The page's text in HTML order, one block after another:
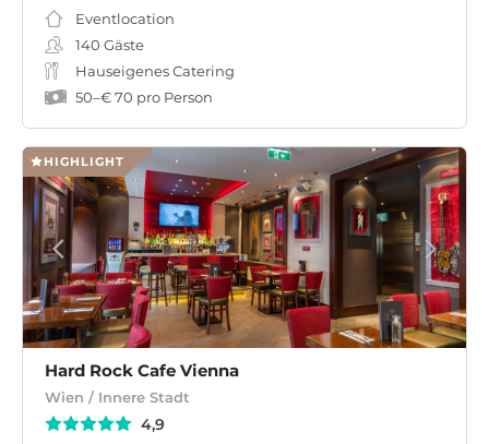
Eventlocation
140 Gäste
Hauseigenes Catering
50–€ 70 pro Person
HIGHLIGHT
Hard Rock Cafe Vienna
Wien / Innere Stadt
4,9